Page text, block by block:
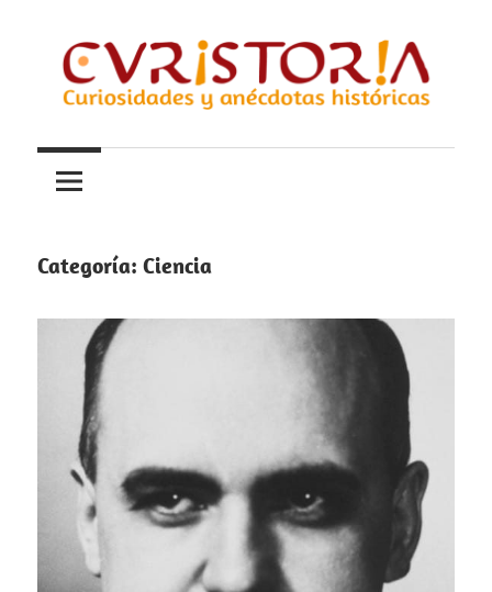
contenido
Curistoria
y
anécdotas
historia
Categoría: Ciencia